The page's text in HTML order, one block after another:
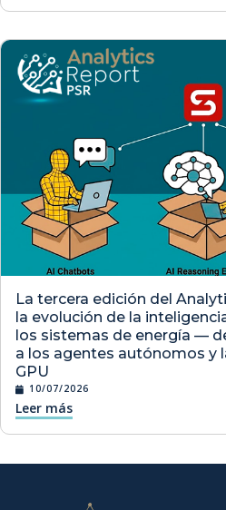
La tercera edición del
la evolución de la
los sistemas de energía —
a los agentes autónomos y
GPU
10/07/2026
Leer más